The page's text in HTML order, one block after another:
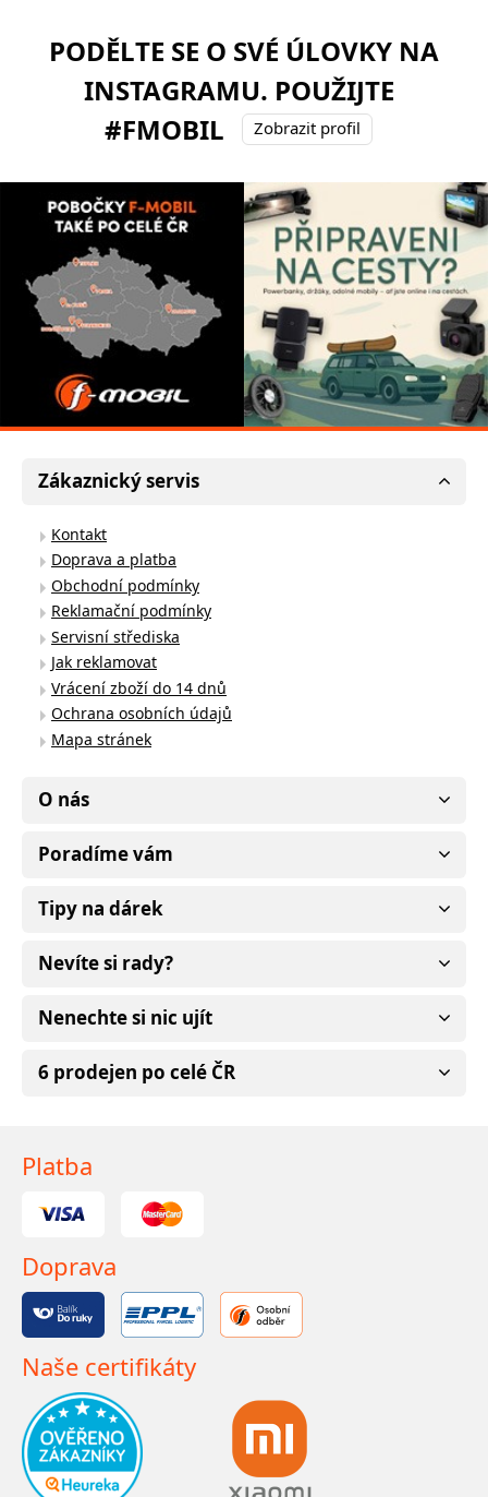
PODĚLTE SE O SVÉ ÚLOVKY NA
INSTAGRAMU. POUŽIJTE
#FMOBIL
Zobrazit profil
Zákaznický servis
Kontakt
Doprava a platba
Obchodní podmínky
Reklamační podmínky
Servisní střediska
Jak reklamovat
Vrácení zboží do 14 dnů
Ochrana osobních údajů
Mapa stránek
O nás
Poradíme vám
Tipy na dárek
Nevíte si rady?
Nenechte si nic ujít
6 prodejen po celé ČR
Platba
Doprava
Naše certifikáty